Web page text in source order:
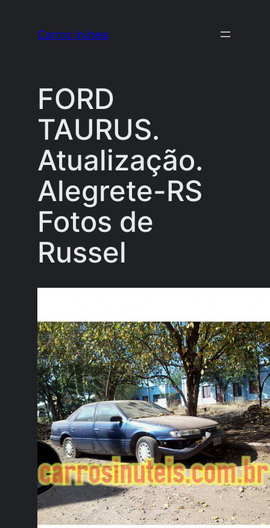
Carros Inúteis
FORD
TAURUS.
Atualização.
Alegrete-RS
Fotos de
Russel